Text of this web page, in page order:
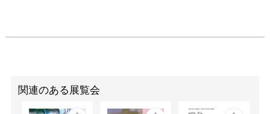
関連のある展覧会